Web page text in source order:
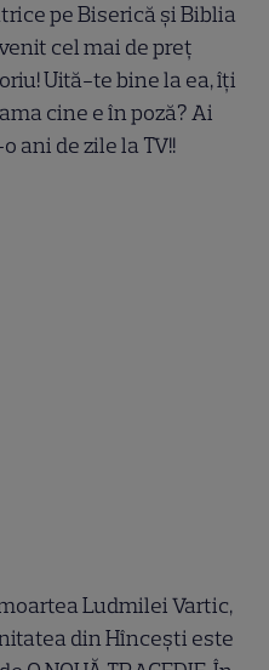
pe Biserică și Biblia
cel mai de preț
Uită-te bine la ea, îți
cine e în poză? Ai
ani de zile la TV!!
Ludmilei Vartic,
din Hîncești este